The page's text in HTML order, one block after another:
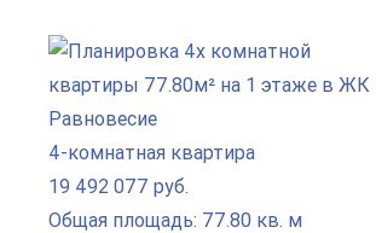
4-комнатная квартира
19 492 077 руб.
Общая площадь: 77.80 кв. м